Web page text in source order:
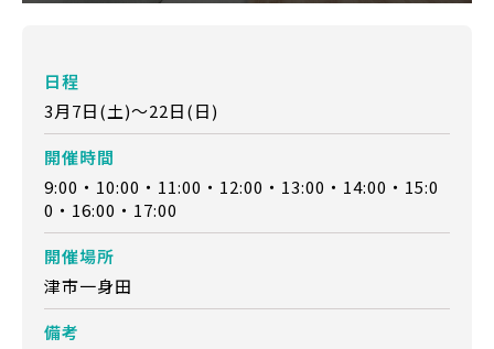
日程
3月7日(土)～22日(日)
開催時間
9:00・10:00・11:00・12:00・13:00・14:00・15:0
0・16:00・17:00
開催場所
津市一身田
備考